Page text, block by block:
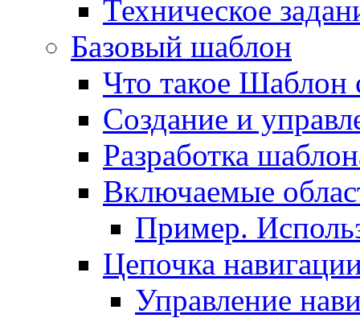
Техническое
Базовый шаблон
Что такое Шаблон
Создание и
Разработка
Включаемые
Пример.
Цепочка
Управление